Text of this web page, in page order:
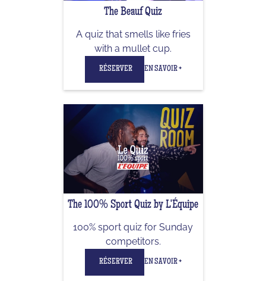
The Beauf Quiz
A quiz that smells like fries
with a mullet cup.
RÉSERVER EN SAVOIR +
The 100% Sport Quiz by L'Équipe
100% sport quiz for Sunday
competitors.
RÉSERVER EN SAVOIR +